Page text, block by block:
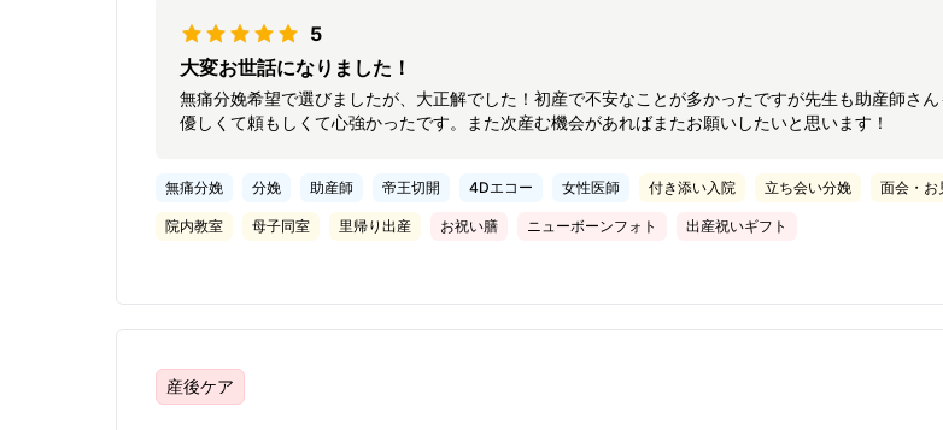
5
大変お世話になりました！
無痛分娩希望で選びましたが、大正解でした！初産で不安なことが多かったですが先生も助産師さん
優しくて頼もしくて心強かったです。また次産む機会があればまたお願いしたいと思います！
無痛分娩 分娩 助産師 帝王切開 4Dエコー 女性医師 付き添い入院 立ち会い分娩 面会・お
院内教室 母子同室 里帰り出産 お祝い膳 ニューボーンフォト 出産祝いギフト
産後ケア